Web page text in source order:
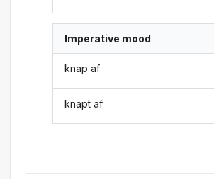
Imperative mood
knap af
knapt af